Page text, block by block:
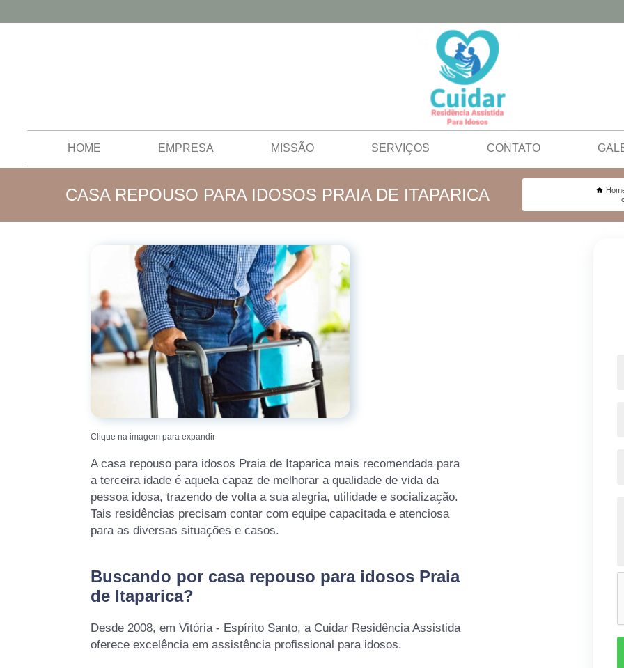
HOME EMPRESA MISSÃO SERVIÇOS CONTATO
CASA REPOUSO PARA IDOSOS PRAIA DE ITAPARICA
Clique na imagem para expandir
A casa repouso para idosos Praia de Itaparica mais recomendada para
a terceira idade é aquela capaz de melhorar a qualidade de vida da
pessoa idosa, trazendo de volta a sua alegria, utilidade e socialização.
Tais residências precisam contar com equipe capacitada e atenciosa
para as diversas situações e casos.
Buscando por casa repouso para idosos Praia
de Itaparica?
Desde 2008, em Vitória - Espírito Santo, a Cuidar Residência Assistida
oferece excelência em assistência profissional para idosos.